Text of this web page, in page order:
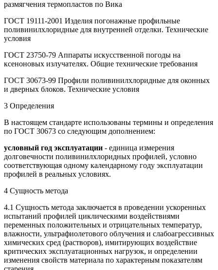
размягчения термопластов по Вика
ГОСТ 19111-2001 Изделия погонажные профильные
поливинилхлоридные для внутренней отделки. Технические
условия
ГОСТ 23750-79 Аппараты искусственной погоды на
ксеноновых излучателях. Общие технические требования
ГОСТ 30673-99 Профили поливинилхлоридные для оконных
и дверных блоков. Технические условия
3 Определения
В настоящем стандарте использованы термины и определения
по ГОСТ 30673 со следующим дополнением:
условный год эксплуатации - единица измерения
долговечности поливинилхлоридных профилей, условно
соответствующая одному календарному году эксплуатации
профилей в реальных условиях.
4 Сущность метода
4.1 Сущность метода заключается в проведении ускоренных
испытаний профилей циклическими воздействиями
переменных положительных и отрицательных температур,
влажности, ультрафиолетового облучения и слабоагрессивных
химических сред (растворов), имитирующих воздействие
критических эксплуатационных нагрузок, и определении
изменения свойств материала по характерным показателям